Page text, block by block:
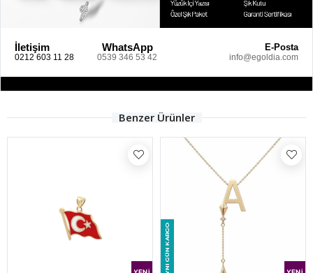
İletişim
0212 603 11 28
WhatsApp
0539 346 53 42
E-Posta
info@egoldia.com
Benzer Ürünler